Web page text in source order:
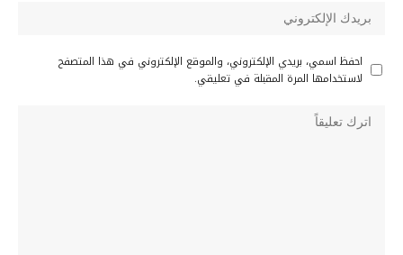
احفظ اسمي، بريدي الإلكتروني، والموقع الإلكتروني في هذا المتصفح
لاستخدامها المرة المقبلة في تعليقي.